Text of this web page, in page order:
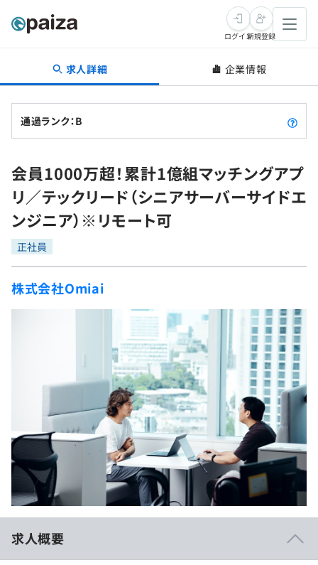
転職・キャリア
転職成功ガイド
転職エージェント
インタビュー
転職成功ガイド
新卒就活
求人検索
本選考
インターン
新卒エージェント
学習
問題集
4択課題
個人向けプラン
法人向けプラン
学校向けプラン
契約内容・クーポン
プログラミング言語
ゲーム・マンガ
Tech Team Journal
paizaとは？
ログイン新規登録
求人詳細 企業情報
通過ランク：B
会員1000万超！累計1億組マッチングアプ
リ／テックリード（シニアサーバーサイドエ
ンジニア）※リモート可
正社員
株式会社Omiai
求人概要